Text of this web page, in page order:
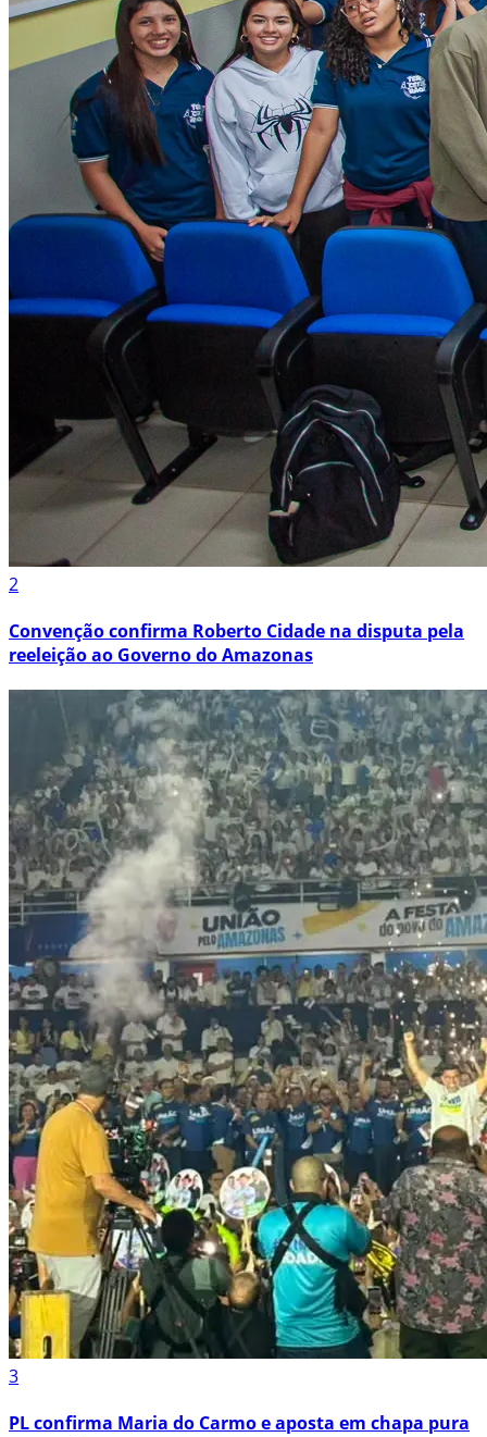
2
Convenção confirma Roberto Cidade na disputa pela
reeleição ao Governo do Amazonas
3
PL confirma Maria do Carmo e aposta em chapa pura